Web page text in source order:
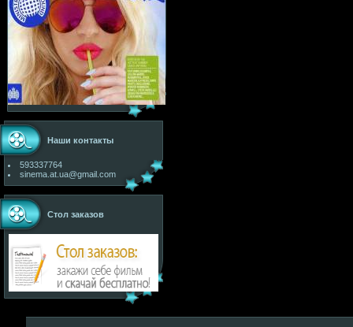
Наши контакты
593337764
sinema.at.ua@gmail.com
Стол заказов